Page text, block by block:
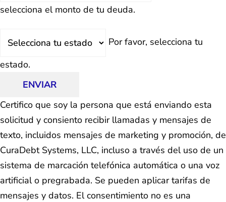
selecciona el monto de tu deuda.
Por favor, selecciona tu
estado.
ENVIAR
Certifico que soy la persona que está enviando esta
solicitud y consiento recibir llamadas y mensajes de
texto, incluidos mensajes de marketing y promoción, de
CuraDebt Systems, LLC, incluso a través del uso de un
sistema de marcación telefónica automática o una voz
artificial o pregrabada. Se pueden aplicar tarifas de
mensajes y datos. El consentimiento no es una